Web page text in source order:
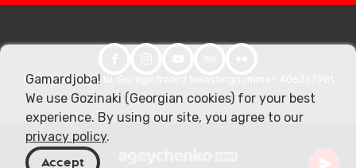
© 2026 Georgia.to. Geregistreerd belastingnummer: 406357981
Gamardjoba!
We use Gozinaki (Georgian cookies) for your best
experience. By using our site, you agree to our
privacy policy.
Accept